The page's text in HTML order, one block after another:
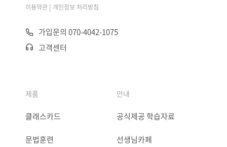
이용약관 | 개인정보 처리방침
가입문의 070-4042-1075
고객센터
제품
클래스카드
문법훈련
안내
공식제공 학습자료
선생님카페